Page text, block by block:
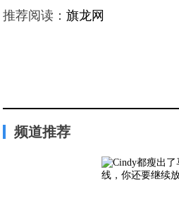
推荐阅读：旗龙网
频道推荐